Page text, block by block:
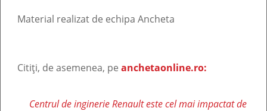
Material realizat de echipa Ancheta
Citiți, de asemenea, pe anchetaonline.ro:
Centrul de inginerie Renault este cel mai impactat de